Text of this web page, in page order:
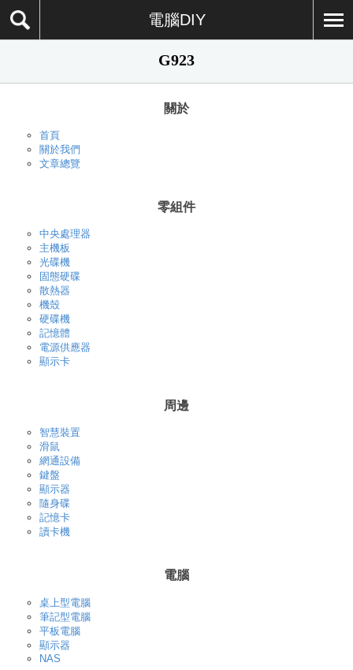
電腦DIY
G923
關於
首頁
關於我們
文章總覽
零組件
中央處理器
主機板
光碟機
固態硬碟
散熱器
機殼
硬碟機
記憶體
電源供應器
顯示卡
周邊
智慧裝置
滑鼠
網通設備
鍵盤
顯示器
隨身碟
記憶卡
讀卡機
電腦
桌上型電腦
筆記型電腦
平板電腦
顯示器
NAS